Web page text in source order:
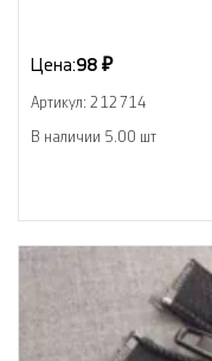
Цена:98 ₽
Артикул: 212714
В наличии 5.00 шт